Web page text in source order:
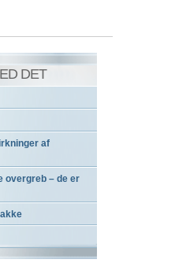
DET
af
overgreb – de er